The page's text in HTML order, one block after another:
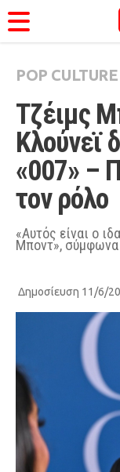
ΚΑΤΗΓΟΡΊΕΣ
Ειδήσεις
Θέματα
Videos
Podcasts
Viral
City Guide
Pop Culture
FEEDS
Πάσχα
POP CULTURE
Τζέιμς
Κλούνεϊ
«007» –
τον ρόλο
«Αυτός είναι ο
Μποντ», σύμφωνα
Δημοσίευση 11/6/